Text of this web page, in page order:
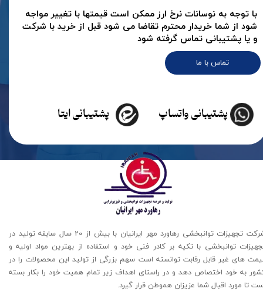
تماس با ما
پشتیبانی ایتا پشتیبانی واتساپ
با توجه به نوسانات نرخ ارز ممکن است قیمتها با تغییر مواجه
شود از شما خریدار محترم تقاضا می شود قبل از خرید با شرکت
و یا پشتیبانی تماس گرفته شود
شرکت تجهیزات توانبخشی رهاورد مهر ایرانیان با بیش از 20 سال سابقه تولید در
توانبخشی با تکیه بر کادر فنی خود و استفاده از بهترین مواد اولیه و
های غیر قابل رقابت توانسته است سهم بزرگی از تولید این محصولات را در
به خود اختصاص دهد و در راستای اهداف زیر تمام همیت خود را بکار بسته
تا مورد اقبال شما عزیزان هموطن قرار گیرد​​​​​​​.